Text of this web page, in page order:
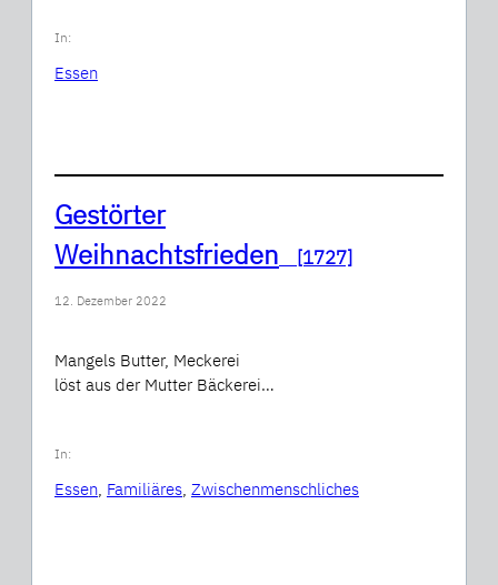
In:
Essen
Gestörter
Weihnachtsfrieden [1727]
12. Dezember 2022
Mangels Butter, Meckerei
löst aus der Mutter Bäckerei…
In:
Essen, Familiäres, Zwischenmenschliches